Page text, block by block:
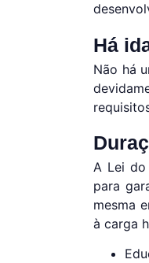
Há
Não há
A Lei do
para
mesma
à carga